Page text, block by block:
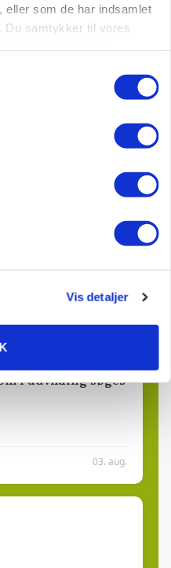
eller som de har indsamlet
Du samtykker til vores
Vis detaljer
03. aug.
03. aug.
i udvikling søges
03. aug.